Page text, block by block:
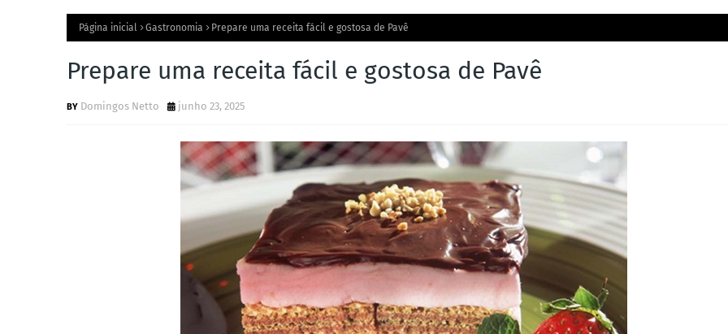
Página inicial Gastronomia Prepare uma receita fácil e gostosa de Pavê
Prepare uma receita fácil e gostosa de Pavê
Domingos Netto junho 23, 2025